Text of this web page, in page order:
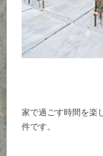
家で過ごす時間を楽
件です。